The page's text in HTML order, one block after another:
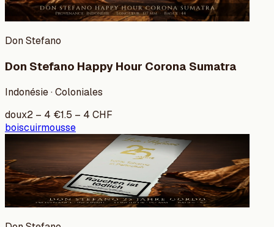
Don Stefano
Don Stefano Happy Hour Corona Sumatra
Indonésie · Coloniales
doux2 – 4 €1.5 – 4 CHF
boiscuirmousse